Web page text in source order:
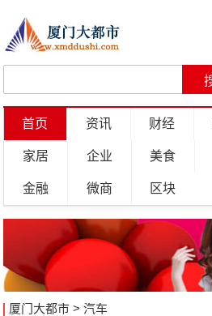
首页 资讯 财经
家居 企业 美食
金融 微商 区块
厦门大都市> 汽车